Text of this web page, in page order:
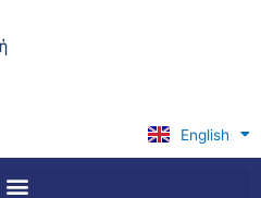
English
Ελληνικά